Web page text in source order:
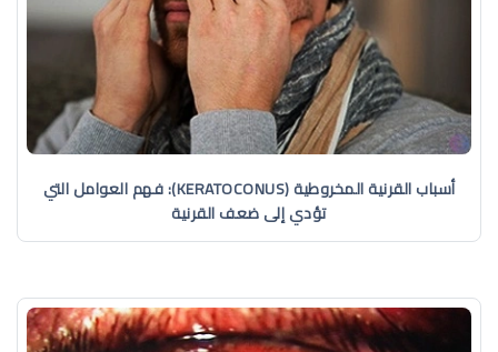
أسباب القرنية المخروطية (KERATOCONUS): فهم العوامل التي
تؤدي إلى ضعف القرنية